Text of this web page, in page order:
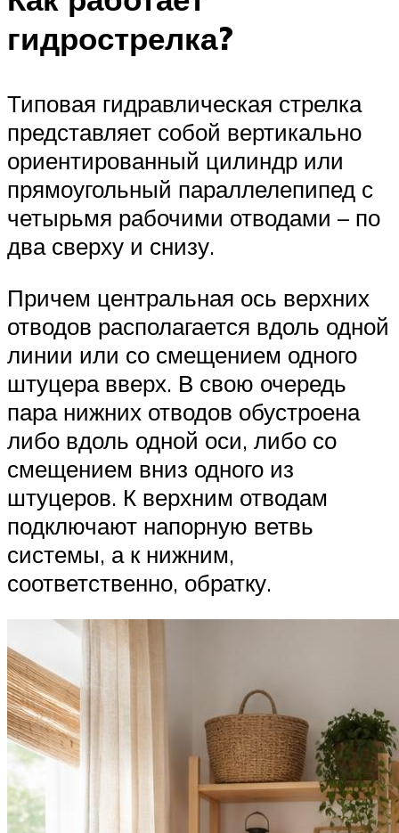
гидрострелка?
Типовая гидравлическая стрелка
представляет собой вертикально
ориентированный цилиндр или
прямоугольный параллелепипед с
четырьмя рабочими отводами – по
два сверху и снизу.
Причем центральная ось верхних
отводов располагается вдоль одной
линии или со смещением одного
штуцера вверх. В свою очередь
пара нижних отводов обустроена
либо вдоль одной оси, либо со
смещением вниз одного из
штуцеров. К верхним отводам
подключают напорную ветвь
системы, а к нижним,
соответственно, обратку.